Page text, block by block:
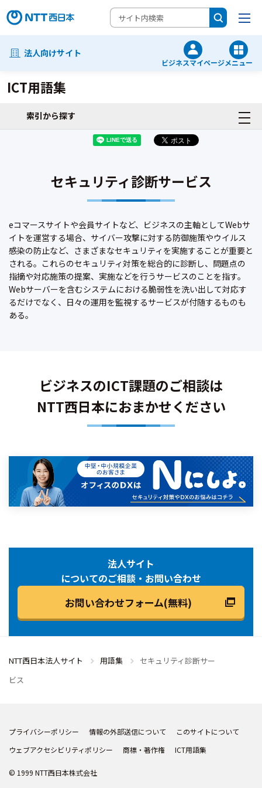
法人向けサイト
ビジネスマイページメニュー
ICT用語集
索引から探す
セキュリティ診断サービス
eコマースサイトや会員サイトなど、ビジネスの主軸としてWebサ
イトを運営する場合、サイバー攻撃に対する防御施策やウイルス
感染の防止など、さまざまなセキュリティを実施することが重要と
される。これらのセキュリティ対策を総合的に診断し、問題点の
指摘や対応施策の提案、実施などを行うサービスのことを指す。
Webサーバーを含むシステムにおける脆弱性を洗い出して対応す
るだけでなく、日々の運用を監視するサービスが付随するものも
ある。
ビジネスのICT課題のご相談は
NTT西日本におまかせください
法人サイト
についてのご相談・お問い合わせ
お問い合わせフォーム(無料)
NTT西日本法人サイト 用語集
セキュリティ診断サー
ビス
プライバシーポリシー 情報の外部送信について
このサイトについて
ウェブアクセシビリティポリシー
商標・著作権 ICT用語集
© 1999 NTT西日本株式会社